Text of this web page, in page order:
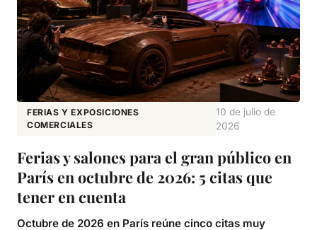
FERIAS Y EXPOSICIONES
COMERCIALES
10 de julio de
2026
Ferias y salones para el gran público en
París en octubre de 2026: 5 citas que
tener en cuenta
Octubre de 2026 en París reúne cinco citas muy